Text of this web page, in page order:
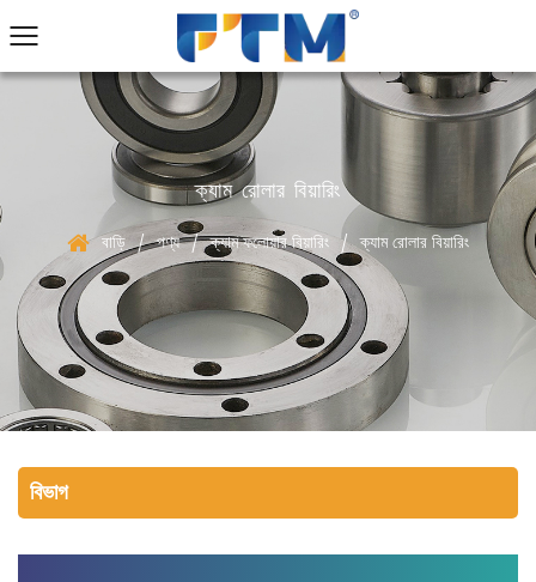
ক্যাম রোলার বিয়ারিং
বাড়ি / পণ্য / ক্যাম ফলোয়ার বিয়ারিং / ক্যাম রোলার বিয়ারিং
বিভাগ